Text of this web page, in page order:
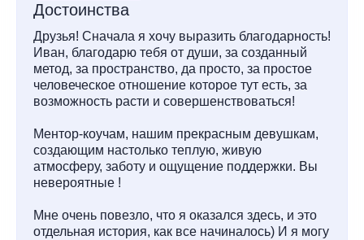
Достоинства
Друзья! Сначала я хочу выразить благодарность!
Иван, благодарю тебя от души, за созданный
метод, за пространство, да просто, за простое
человеческое отношение которое тут есть, за
возможность расти и совершенствоваться!
Ментор-коучам, нашим прекрасным девушкам,
создающим настолько теплую, живую
атмосферу, заботу и ощущение поддержки. Вы
невероятные !
Мне очень повезло, что я оказался здесь, и это
отдельная история, как все начиналось) И я могу